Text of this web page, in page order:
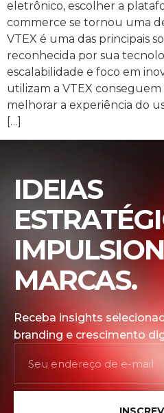
eletrônico, escolher a
commerce se tornou uma
VTEX é uma das principais
reconhecida por sua
escalabilidade e foco em
utilizam a VTEX conseguem
melhorar a experiência do
[…]
IDEIAS
MARCAS.
Receba insights
branding e crescimento